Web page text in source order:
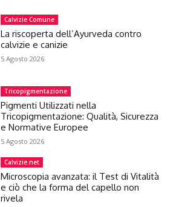
Calvizie Comune
La riscoperta dell’Ayurveda contro
calvizie e canizie
5 Agosto 2026
Tricopigmentazione
Pigmenti Utilizzati nella
Tricopigmentazione: Qualità, Sicurezza
e Normative Europee
5 Agosto 2026
Calvizie.net
Microscopia avanzata: il Test di Vitalità
e ciò che la forma del capello non
rivela